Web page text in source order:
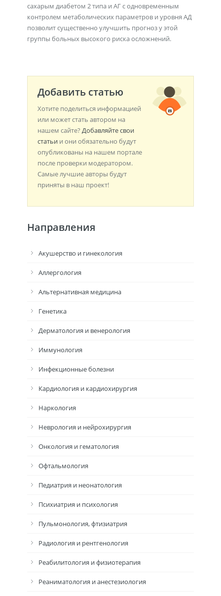
сахарым диабетом 2 типа и АГ с одновременным
контролем метаболических параметров и уровня АД
позволит существенно улучшить прогноз у этой
группы больных высокого риска осложнений.
Добавить статью
Хотите поделиться информацией
или может стать автором на
нашем сайте? Добавляйте свои
статьи и они обязательно будут
опубликованы на нашем портале
после проверки модератором.
Самые лучшие авторы будут
приняты в наш проект!
Направления
Акушерство и гинекология
Аллергология
Альтернативная медицина
Генетика
Дерматология и венерология
Иммунология
Инфекционные болезни
Кардиология и кардиохирургия
Наркология
Неврология и нейрохирургия
Онкология и гематология
Офтальмология
Педиатрия и неонатология
Психиатрия и психология
Пульмонология, фтизиатрия
Радиология и рентгенология
Реабилитология и физиотерапия
Реаниматология и анестезиология